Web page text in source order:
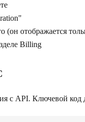
отображается
Billing
с API. Ключевой код